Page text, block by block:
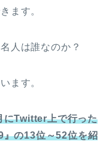
ます。
人は誰なのか？
ます。
にTwitter上で行った
』の13位～52位を紹